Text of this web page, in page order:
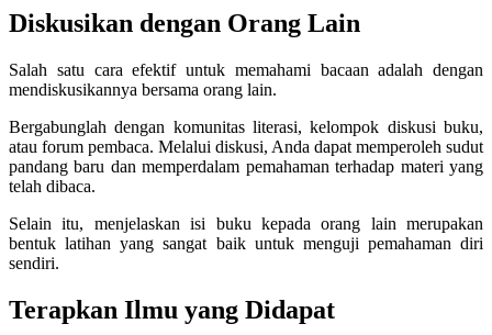
Diskusikan dengan Orang Lain
Salah satu cara efektif untuk memahami bacaan adalah dengan
mendiskusikannya bersama orang lain.
Bergabunglah dengan komunitas literasi, kelompok diskusi buku,
atau forum pembaca. Melalui diskusi, Anda dapat memperoleh sudut
pandang baru dan memperdalam pemahaman terhadap materi yang
telah dibaca.
Selain itu, menjelaskan isi buku kepada orang lain merupakan
bentuk latihan yang sangat baik untuk menguji pemahaman diri
sendiri.
Terapkan Ilmu yang Didapat